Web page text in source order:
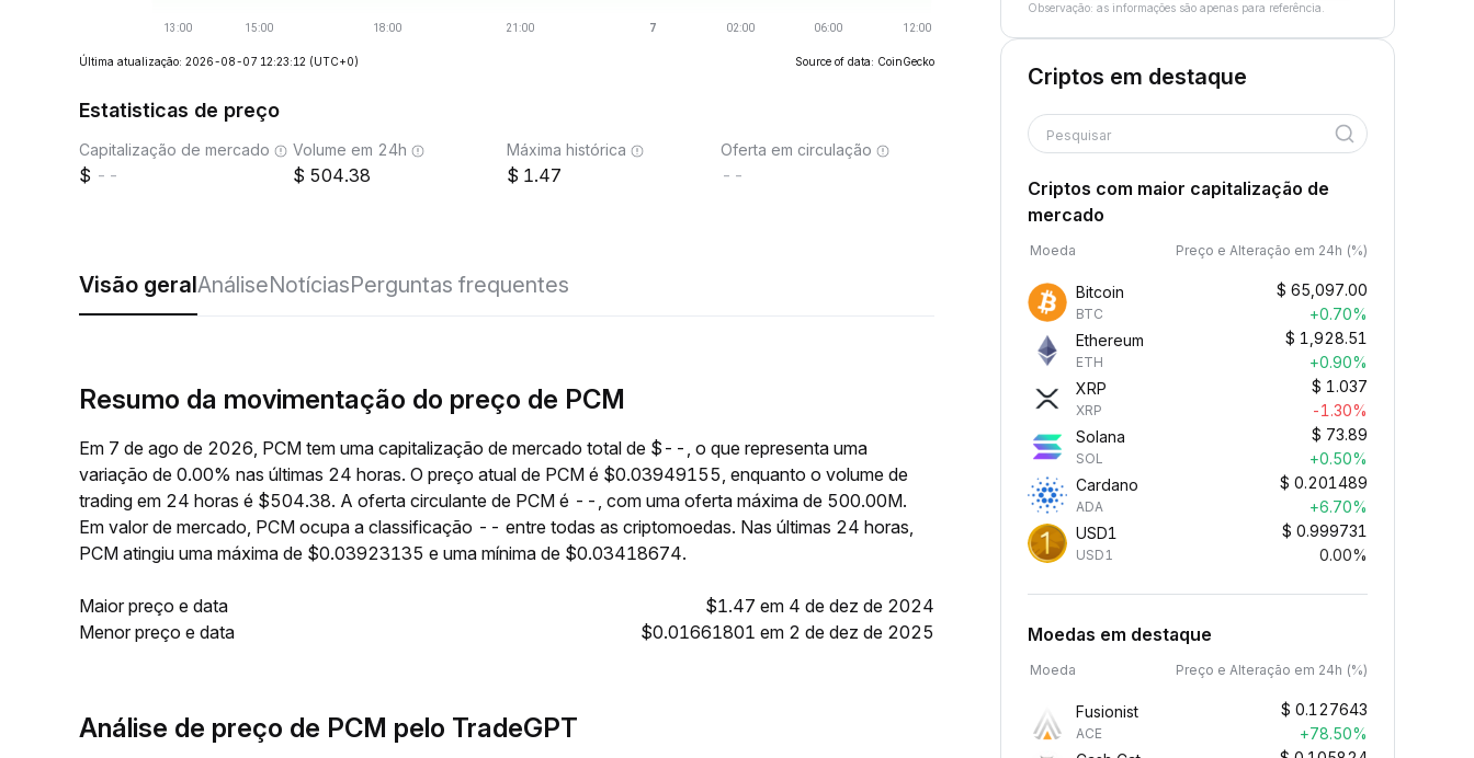
Última atualização: 2026-08-07 12:23:12 (UTC+0) Source of data: CoinGecko
Estatisticas de preço
Capitalização de mercado
--
Volume em 24h
504.38
Máxima histórica
1.47
Oferta em circulação
--
Visão geralAnáliseNotíciasPerguntas frequentes
Resumo da movimentação do preço de PCM
Em 7 de ago de 2026, PCM tem uma capitalização de mercado total de $--, o que representa uma
variação de 0.00% nas últimas 24 horas. O preço atual de PCM é $0.03949155, enquanto o volume de
trading em 24 horas é $504.38. A oferta circulante de PCM é --, com uma oferta máxima de 500.00M.
Em valor de mercado, PCM ocupa a classificação -- entre todas as criptomoedas. Nas últimas 24 horas,
PCM atingiu uma máxima de $0.03923135 e uma mínima de $0.03418674.
Maior preço e data
$1.47 em 4 de dez de 2024
Menor preço e data
$0.01661801 em 2 de dez de 2025
Análise de preço de PCM pelo TradeGPT
Observação: as informações são apenas para referência.
Criptos em destaque
Pesquisar
Criptos com maior capitalização de
mercado
Moeda Preço e Alteração em 24h (%)
Bitcoin
BTC
$ 65,097.00
+0.70%
Ethereum
ETH
$ 1,928.51
+0.90%
XRP
XRP
$ 1.037
-1.30%
Solana
SOL
$ 73.89
+0.50%
Cardano
ADA
$ 0.201489
+6.70%
USD1
USD1
$ 0.999731
0.00%
Moedas em destaque
Moeda Preço e Alteração em 24h (%)
Fusionist
ACE
$ 0.127643
+78.50%